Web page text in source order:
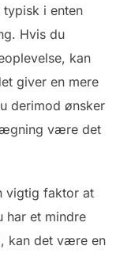
i enten
Hvis du
kan
giver en mere
derimod ønsker
være det
vigtig faktor at
har et mindre
kan det være en